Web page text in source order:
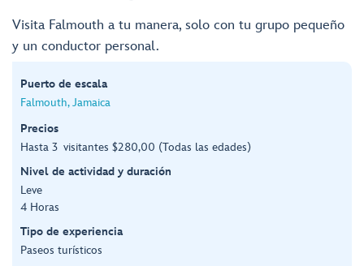
Visita Falmouth a tu manera, solo con tu grupo pequeño
y un conductor personal.
Puerto de escala
Falmouth, Jamaica
Precios
Hasta 3 visitantes $280,00 (Todas las edades)
Nivel de actividad y duración
Leve
4 Horas
Tipo de experiencia
Paseos turísticos